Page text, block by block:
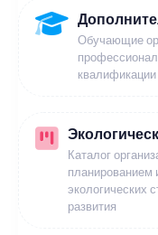
Обучающие
Каталог
планированием
экологических
развития